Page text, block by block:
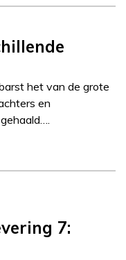
het van de grote
en
7: